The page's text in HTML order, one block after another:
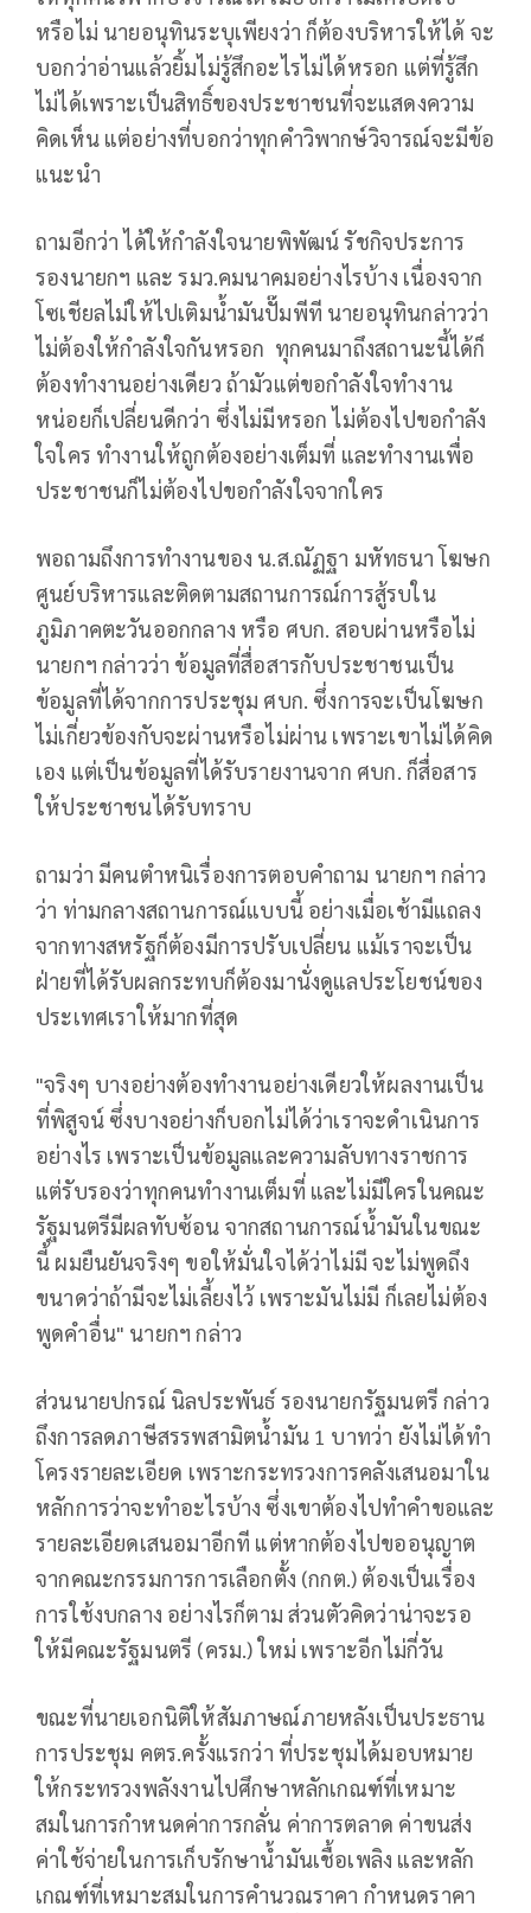
หรือไม่ นายอนุทินระบุเพียงว่า ก็ต้องบริหารให้ได้ จะ
บอกว่าอ่านแล้วยิ้มไม่รู้สึกอะไรไม่ได้หรอก แต่ที่รู้สึก
ไม่ได้เพราะเป็นสิทธิ์ของประชาชนที่จะแสดงความ
คิดเห็น แต่อย่างที่บอกว่าทุกคำวิพากษ์วิจารณ์จะมีข้อ
แนะนำ
ถามอีกว่า ได้ให้กำลังใจนายพิพัฒน์ รัชกิจประการ
รองนายกฯ และ รมว.คมนาคมอย่างไรบ้าง เนื่องจาก
โซเชียลไม่ให้ไปเติมน้ำมันปั๊มพีที นายอนุทินกล่าวว่า
ไม่ต้องให้กำลังใจกันหรอก ทุกคนมาถึงสถานะนี้ได้ก็
ต้องทำงานอย่างเดียว ถ้ามัวแต่ขอกำลังใจทำงาน
หน่อยก็เปลี่ยนดีกว่า ซึ่งไม่มีหรอก ไม่ต้องไปขอกำลัง
ใจใคร ทำงานให้ถูกต้องอย่างเต็มที่ และทำงานเพื่อ
ประชาชนก็ไม่ต้องไปขอกำลังใจจากใคร
พอถามถึงการทำงานของ น.ส.ณัฏฐา มหัทธนา โฆษก
ศูนย์บริหารและติดตามสถานการณ์การสู้รบใน
ภูมิภาคตะวันออกกลาง หรือ ศบก. สอบผ่านหรือไม่
นายกฯ กล่าวว่า ข้อมูลที่สื่อสารกับประชาชนเป็น
ข้อมูลที่ได้จากการประชุม ศบก. ซึ่งการจะเป็นโฆษก
ไม่เกี่ยวข้องกับจะผ่านหรือไม่ผ่าน เพราะเขาไม่ได้คิด
เอง แต่เป็นข้อมูลที่ได้รับรายงานจาก ศบก. ก็สื่อสาร
ให้ประชาชนได้รับทราบ
ถามว่า มีคนตำหนิเรื่องการตอบคำถาม นายกฯ กล่าว
ว่า ท่ามกลางสถานการณ์แบบนี้ อย่างเมื่อเช้ามีแถลง
จากทางสหรัฐก็ต้องมีการปรับเปลี่ยน แม้เราจะเป็น
ฝ่ายที่ได้รับผลกระทบก็ต้องมานั่งดูแลประโยชน์ของ
ประเทศเราให้มากที่สุด
"จริงๆ บางอย่างต้องทำงานอย่างเดียวให้ผลงานเป็น
ที่พิสูจน์ ซึ่งบางอย่างก็บอกไม่ได้ว่าเราจะดำเนินการ
อย่างไร เพราะเป็นข้อมูลและความลับทางราชการ
แต่รับรองว่าทุกคนทำงานเต็มที่ และไม่มีใครในคณะ
รัฐมนตรีมีผลทับซ้อน จากสถานการณ์น้ำมันในขณะ
นี้ ผมยืนยันจริงๆ ขอให้มั่นใจได้ว่าไม่มี จะไม่พูดถึง
ขนาดว่าถ้ามีจะไม่เลี้ยงไว้ เพราะมันไม่มี ก็เลยไม่ต้อง
พูดคำอื่น" นายกฯ กล่าว
ส่วนนายปกรณ์ นิลประพันธ์ รองนายกรัฐมนตรี กล่าว
ถึงการลดภาษีสรรพสามิตนํ้ามัน 1 บาทว่า ยังไม่ได้ทำ
โครงรายละเอียด เพราะกระทรวงการคลังเสนอมาใน
หลักการว่าจะทำอะไรบ้าง ซึ่งเขาต้องไปทำคำขอและ
รายละเอียดเสนอมาอีกที แต่หากต้องไปขออนุญาต
จากคณะกรรมการการเลือกตั้ง (กกต.) ต้องเป็นเรื่อง
การใช้งบกลาง อย่างไรก็ตาม ส่วนตัวคิดว่าน่าจะรอ
ให้มีคณะรัฐมนตรี (ครม.) ใหม่ เพราะอีกไม่กี่วัน
ขณะที่นายเอกนิติให้สัมภาษณ์ภายหลังเป็นประธาน
การประชุม คตร.ครั้งแรกว่า ที่ประชุมได้มอบหมาย
ให้กระทรวงพลังงานไปศึกษาหลักเกณฑ์ที่เหมาะ
สมในการกำหนดค่าการกลั่น ค่าการตลาด ค่าขนส่ง
ค่าใช้จ่ายในการเก็บรักษาน้ำมันเชื้อเพลิง และหลัก
เกณฑ์ที่เหมาะสมในการคำนวณราคา กำหนดราคา